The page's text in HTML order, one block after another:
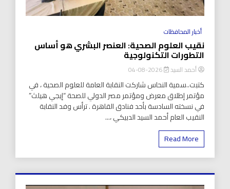
أخبار المحافظات
نقيب العلوم الصحية: العنصر البشري هو أساس
التطورات التكنولوجية
أحمد السيد 2026-08-04
كتبت..سمية النحاس شاركت النقابة العامة للعلوم الصحية ، في
مؤتمر إطلاق معرض ومؤتمر مصر الدولي للصحة “إيجي هيلث”
في نسخته السادسة بأحد فنادق القاهرة . ترأس وفد النقابة
النقيب العام أحمد السيد الدبيكي ،...
Read More